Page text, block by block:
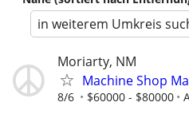
in weiterem Umkreis
Moriarty, NM
Machine Shop
8/6 $60000 - $80000